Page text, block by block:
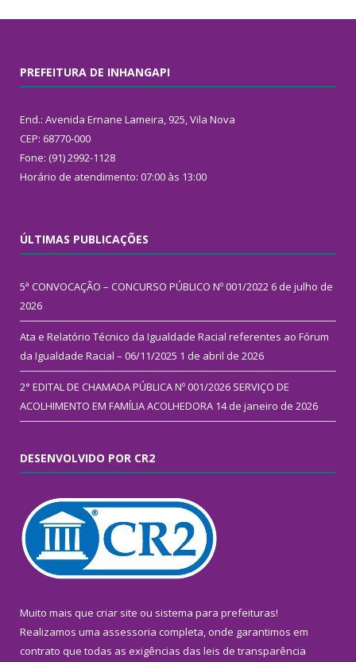
PREFEITURA DE INHANGAPI
End.: Avenida Ernane Lameira, 925, Vila Nova
CEP: 68770-000
Fone: (91) 2992-1128
Horário de atendimento: 07:00 às 13:00
ÚLTIMAS PUBLICAÇÕES
5ª CONVOCAÇÃO – CONCURSO PÚBLICO Nº 001/2022 6 de julho de
2026
Ata e Relatório Técnico da Igualdade Racial referentes ao Fórum
da Igualdade Racial – 06/11/2025 1 de abril de 2026
2° EDITAL DE CHAMADA PÚBLICA Nº 001/2026 SERVIÇO DE
ACOLHIMENTO EM FAMÍLIA ACOLHEDORA 14 de janeiro de 2026
DESENVOLVIDO POR CR2
Muito mais que criar site ou sistema para prefeituras!
Realizamos uma assessoria completa, onde garantimos em
contrato que todas as exigências das leis de transparência